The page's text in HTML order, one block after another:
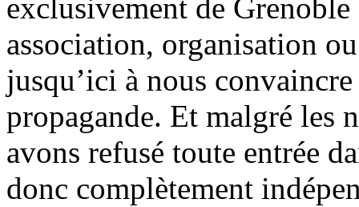
exclusivement de
association, organisation
jusqu’ici à nous
propagande. Et malgré les
avons refusé toute entrée
donc complètement